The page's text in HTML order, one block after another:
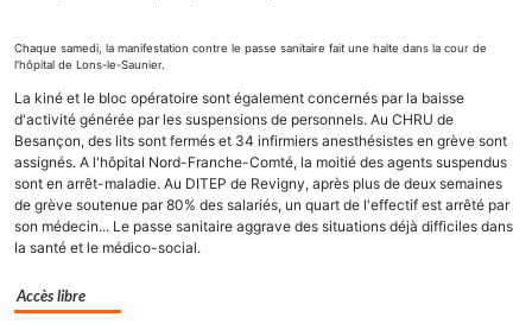
Chaque samedi, la manifestation contre le passe sanitaire fait une halte dans la cour de
l'hôpital de Lons-le-Saunier.
La kiné et le bloc opératoire sont également concernés par la baisse
d'activité générée par les suspensions de personnels. Au CHRU de
Besançon, des lits sont fermés et 34 infirmiers anesthésistes en grève sont
assignés. A l'hôpital Nord-Franche-Comté, la moitié des agents suspendus
sont en arrêt-maladie. Au DITEP de Revigny, après plus de deux semaines
de grève soutenue par 80% des salariés, un quart de l'effectif est arrêté par
son médecin... Le passe sanitaire aggrave des situations déjà difficiles dans
la santé et le médico-social.
Accès libre